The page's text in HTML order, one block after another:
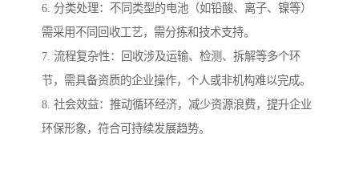
6. 分类处理：不同类型的电池（如铅酸、离子、镍等）
需采用不同回收工艺，需分拣和技术支持。
7. 流程复杂性：回收涉及运输、检测、拆解等多个环
节，需具备资质的企业操作，个人或非机构难以完成。
8. 社会效益：推动循环经济，减少资源浪费，提升企业
环保形象，符合可持续发展趋势。